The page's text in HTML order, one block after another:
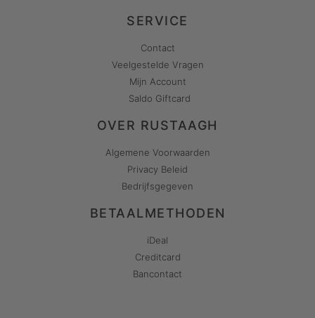
SERVICE
Contact
Veelgestelde Vragen
Mijn Account
Saldo Giftcard
OVER RUSTAAGH
Algemene Voorwaarden
Privacy Beleid
Bedrijfsgegeven
BETAALMETHODEN
iDeal
Creditcard
Bancontact